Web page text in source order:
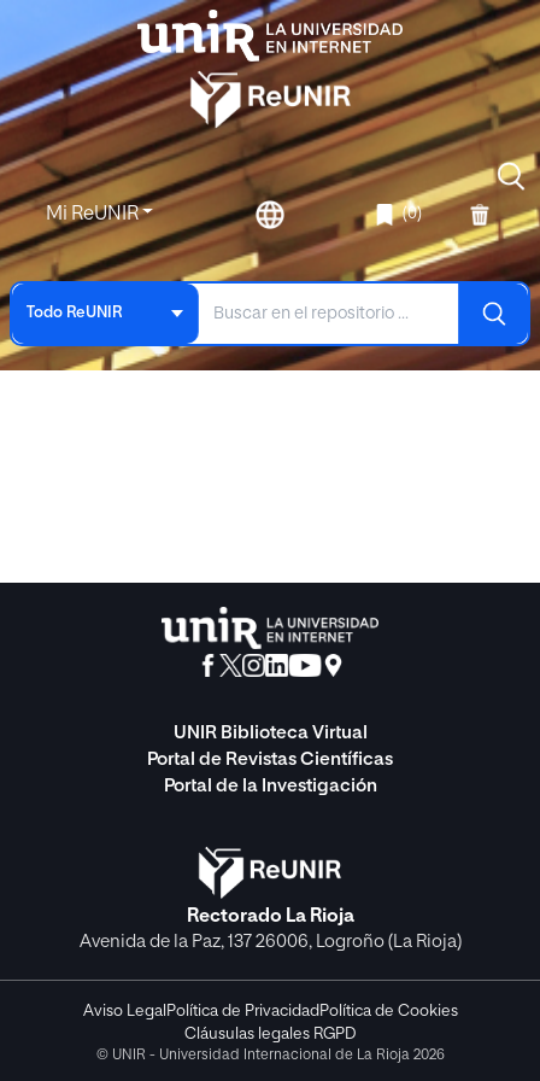
Mi ReUNIR (0)
Todo ReUNIR
UNIR Biblioteca Virtual
Portal de Revistas Científicas
Portal de la Investigación
Rectorado La Rioja
Avenida de la Paz, 137 26006, Logroño (La Rioja)
Aviso Legal Política de Privacidad Política de Cookies
Cláusulas legales RGPD
© UNIR - Universidad Internacional de La Rioja 2026